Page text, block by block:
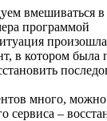
вмешиваться в
программой
в котором была
много, можно
сервиса –